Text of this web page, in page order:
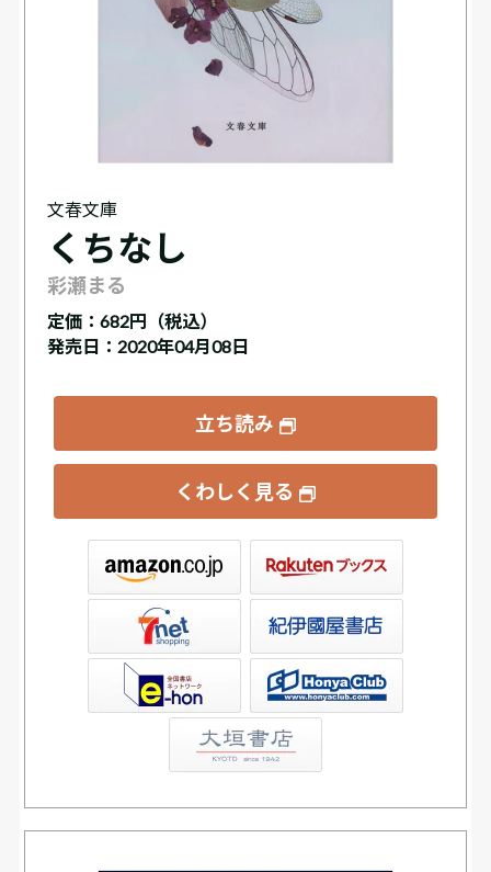
文春文庫
くちなし
彩瀬まる
定価： 682円（税込）
発売日：2020年04月08日
立ち読み
くわしく見る
書店ウェブストア